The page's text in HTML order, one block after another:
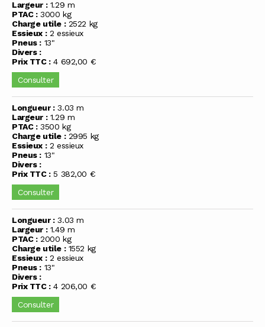
Largeur :1.29 m
PTAC :3000 kg
Charge utile :2522 kg
Essieux :2 essieux
Pneus : 13"
Divers :
Prix TTC :4 692,00 €
Consulter
Longueur :3.03 m
Largeur :1.29 m
PTAC :3500 kg
Charge utile :2995 kg
Essieux :2 essieux
Pneus : 13"
Divers :
Prix TTC :5 382,00 €
Consulter
Longueur :3.03 m
Largeur :1.49 m
PTAC :2000 kg
Charge utile :1552 kg
Essieux :2 essieux
Pneus : 13"
Divers :
Prix TTC :4 206,00 €
Consulter